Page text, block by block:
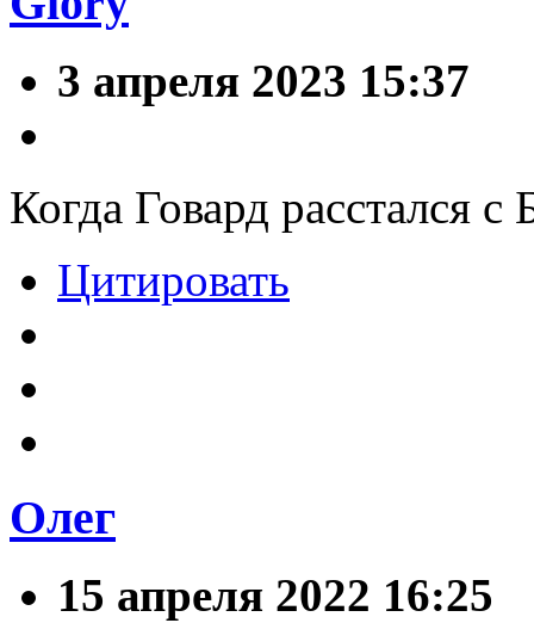
3 апреля 2023 15:37
Когда Говард расстался с
Цитировать
Олег
15 апреля 2022 16:25